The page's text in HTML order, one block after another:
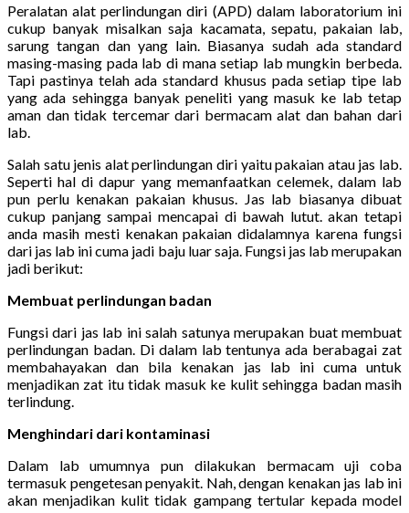
Peralatan alat perlindungan diri (APD) dalam laboratorium ini
cukup banyak misalkan saja kacamata, sepatu, pakaian lab,
sarung tangan dan yang lain. Biasanya sudah ada standard
masing-masing pada lab di mana setiap lab mungkin berbeda.
Tapi pastinya telah ada standard khusus pada setiap tipe lab
yang ada sehingga banyak peneliti yang masuk ke lab tetap
aman dan tidak tercemar dari bermacam alat dan bahan dari
lab.
Salah satu jenis alat perlindungan diri yaitu pakaian atau jas lab.
Seperti hal di dapur yang memanfaatkan celemek, dalam lab
pun perlu kenakan pakaian khusus. Jas lab biasanya dibuat
cukup panjang sampai mencapai di bawah lutut. akan tetapi
anda masih mesti kenakan pakaian didalamnya karena fungsi
dari jas lab ini cuma jadi baju luar saja. Fungsi jas lab merupakan
jadi berikut:
Membuat perlindungan badan
Fungsi dari jas lab ini salah satunya merupakan buat membuat
perlindungan badan. Di dalam lab tentunya ada berabagai zat
membahayakan dan bila kenakan jas lab ini cuma untuk
menjadikan zat itu tidak masuk ke kulit sehingga badan masih
terlindung.
Menghindari dari kontaminasi
Dalam lab umumnya pun dilakukan bermacam uji coba
termasuk pengetesan penyakit. Nah, dengan kenakan jas lab ini
akan menjadikan kulit tidak gampang tertular kepada model